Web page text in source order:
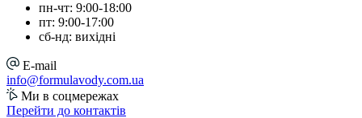
пн-чт: 9:00-18:00
пт: 9:00-17:00
сб-нд: вихідні
E-mail
info@formulavody.com.ua
Ми в соцмережах
Перейти до контактів